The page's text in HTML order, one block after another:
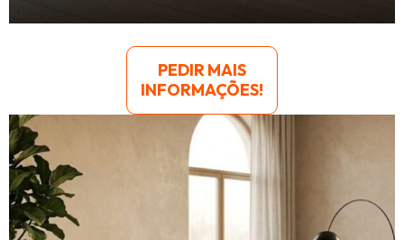
PEDIR MAIS
INFORMAÇÕES!